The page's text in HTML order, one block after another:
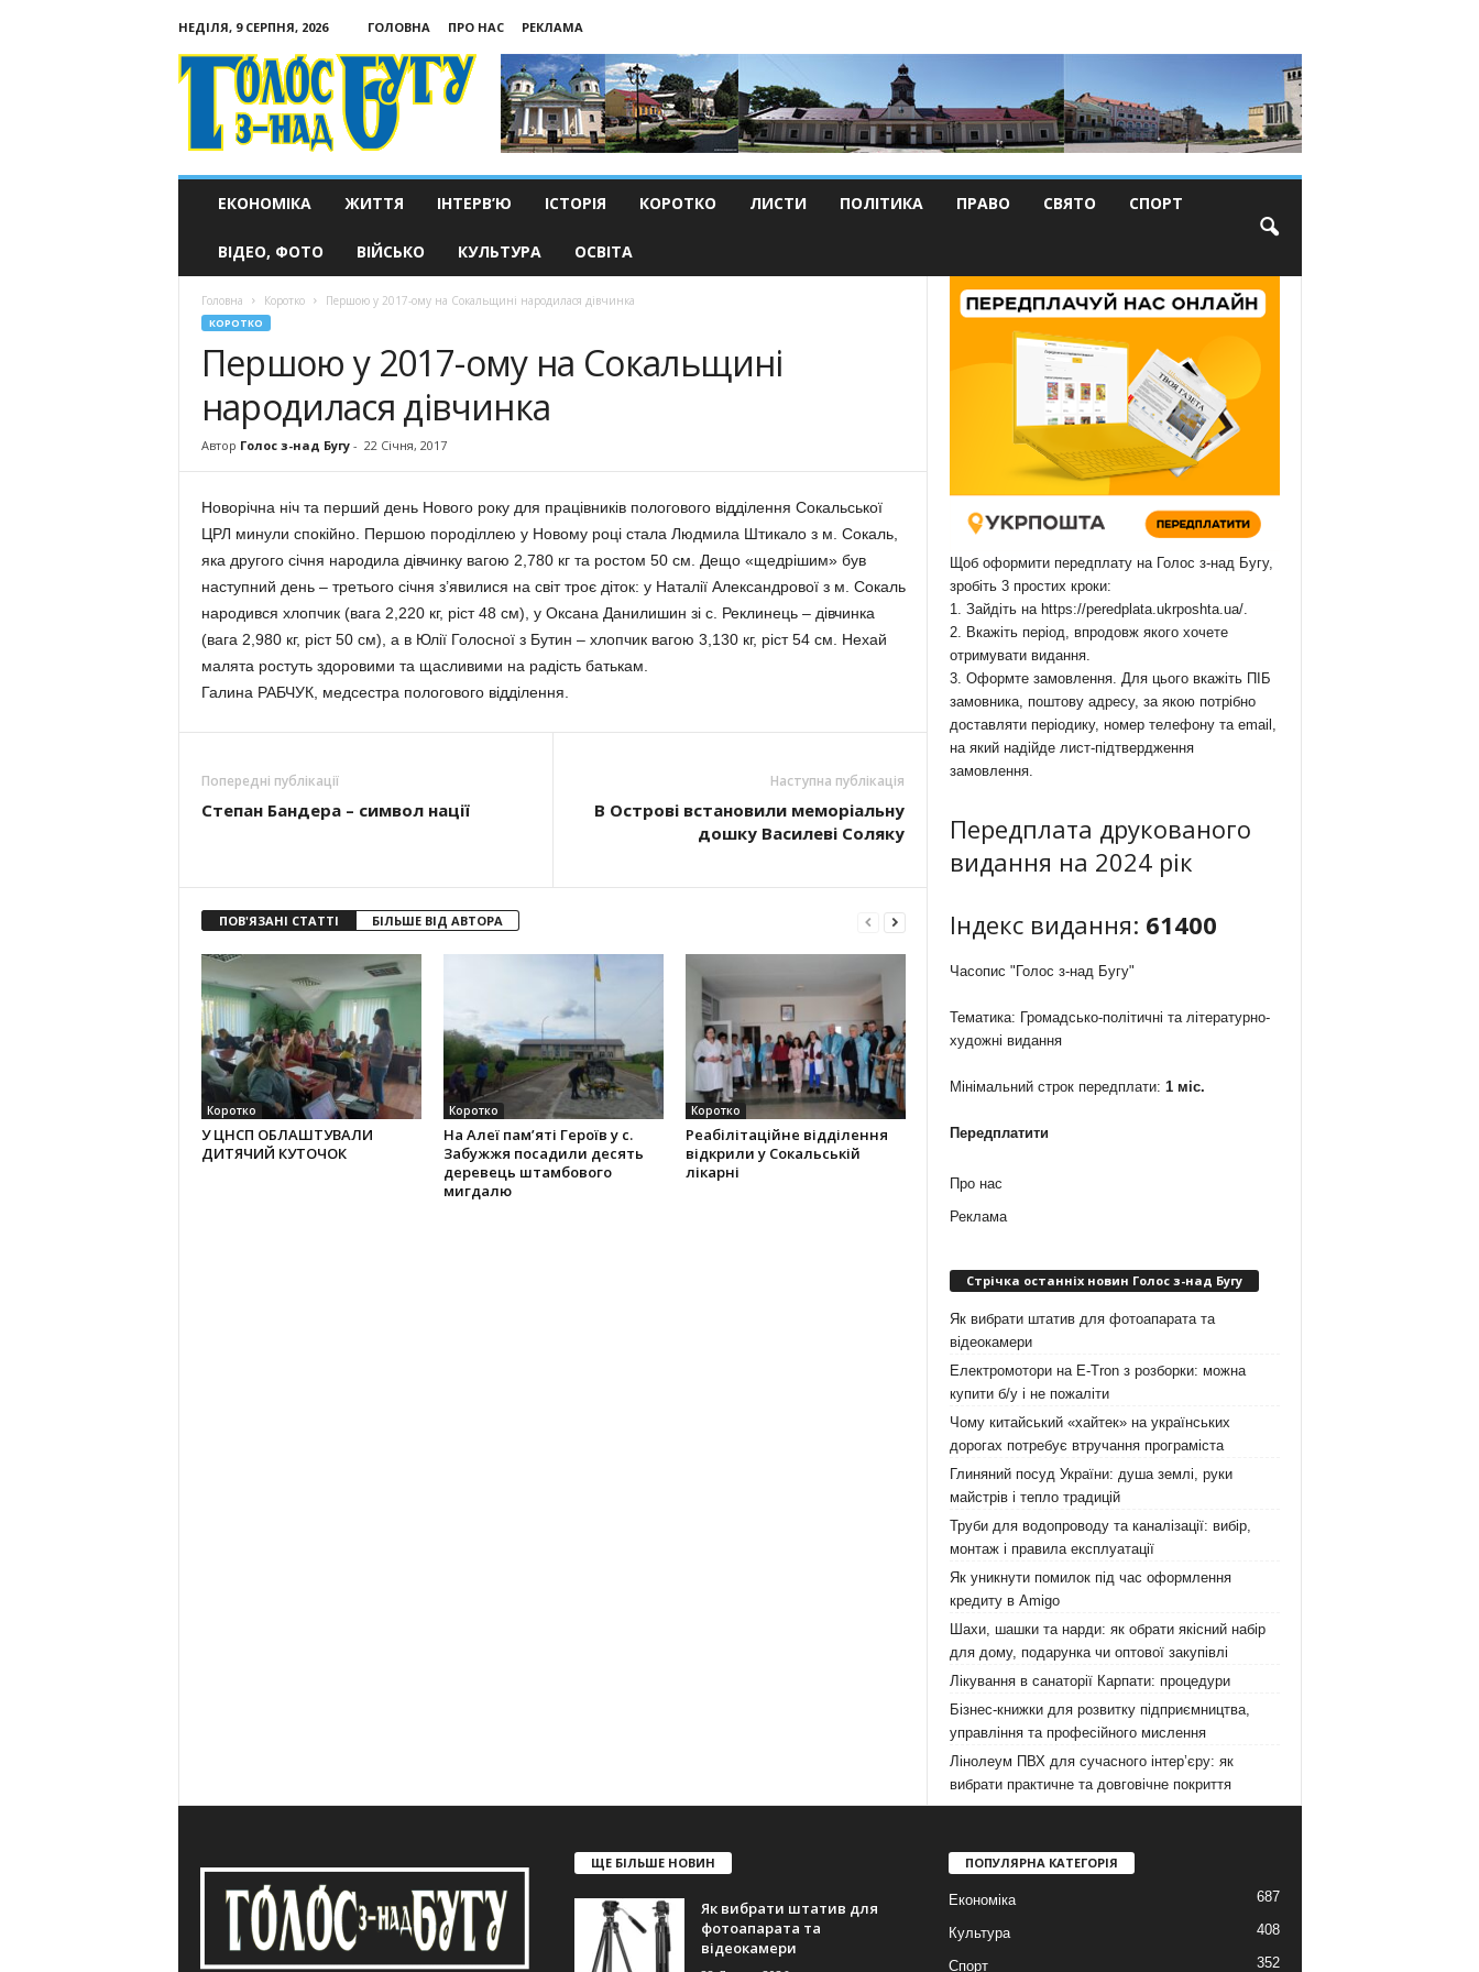
НЕДІЛЯ, 9 СЕРПНЯ, 2026 ГОЛОВНА ПРО НАС
РЕКЛАМА
Голос
з-
ЕКОНОМІКА ЖИТТЯ ІНТЕРВ’Ю ІСТОРІЯ КОРОТКО ЛИСТИ ПОЛІТИКА ПРАВО СВЯТО СПОРТ
ВІДЕО, ФОТО ВІЙСЬКО КУЛЬТУРА ОСВІТА
Головна Коротко Першою у 2017-ому на Сокальщині народилася дівчинка
КОРОТКО
Першою у 2017-ому на Сокальщині
народилася дівчинка
Автор Голос з-над Бугу- 22 Січня, 2017
Новорічна ніч та перший день Нового року для працівників пологового відділення Сокальської
ЦРЛ минули спокійно. Першою породіллею у Новому році стала Людмила Штикало з м. Сокаль,
яка другого січня народила дівчинку вагою 2,780 кг та ростом 50 см. Дещо «щедрішим» був
наступний день – третього січня з’явилися на світ троє діток: у Наталії Александрової з м. Сокаль
народився хлопчик (вага 2,220 кг, ріст 48 см), у Оксана Данилишин зi с. Реклинець – дівчинка
(вага 2,980 кг, ріст 50 см), а в Юлії Голосної з Бутин – хлопчик вагою 3,130 кг, ріст 54 см. Нехай
малята ростуть здоровими та щасливими на радість батькам.
Галина РАБЧУК, медсестра пологового відділення.
Попередні публікації
Степан Бандера – символ нації
Наступна публікація
В Острові встановили меморіальну
дошку Василеві Соляку
ПОВ'ЯЗАНІ СТАТТІ БІЛЬШЕ ВІД АВТОРА
Коротко
У ЦНСП ОБЛАШТУВАЛИ
ДИТЯЧИЙ КУТОЧОК
Коротко
На Алеї па­м’яті Героїв у с.
Забужжя поса­дили десять
деревець штамбо­вого
мигдалю
Коротко
Реабілітаційне відділення
відкрили у Сокальській
лікарні
Щоб оформити передплату на Голос з-над Бугу,
зробіть 3 простих кроки:
1. Зайдіть на https://peredplata.ukrposhta.ua/.
2. Вкажіть період, впродовж якого хочете
отримувати видання.
3. Оформте замовлення. Для цього вкажіть ПІБ
замовника, поштову адресу, за якою потрібно
доставляти періодику, номер телефону та email,
на який надійде лист-підтвердження
замовлення.
Передплата друкованого
видання на 2024 рік
Індекс видання: 61400
Часопис "Голос з-над Бугу"
Тематика: Громадсько-політичні та літературно-
художні видання
Мінімальний строк передплати: 1 міс.
Передплатити
Про нас
Реклама
Стрічка останніх новин Голос з-над Бугу
Як вибрати штатив для фотоапарата та
відеокамери
Електромотори на E-Tron з розборки: можна
купити б/у і не пожаліти
Чому китайський «хайтек» на українських
дорогах потребує втручання програміста
Глиняний посуд України: душа землі, руки
майстрів і тепло традицій
Труби для водопроводу та каналізації: вибір,
монтаж і правила експлуатації
Як уникнути помилок під час оформлення
кредиту в Amigo
Шахи, шашки та нарди: як обрати якісний набір
для дому, подарунка чи оптової закупівлі
Лікування в санаторії Карпати: процедури
Бізнес-книжки для розвитку підприємництва,
управління та професійного мислення
Лінолеум ПВХ для сучасного інтер’єру: як
вибрати практичне та довговічне покриття
ЩЕ БІЛЬШЕ НОВИН
Як вибрати штатив для
фотоапарата та
відеокамери
ПОПУЛЯРНА КАТЕГОРІЯ
Економіка 687
Культура 408
Спорт 352